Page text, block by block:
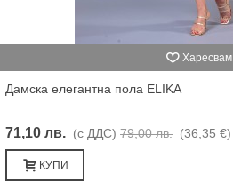
Харесвам
Дамска елегантна пола ELIKA
71,10 лв. (с ДДС) 79,00 лв. (36,35 €)
КУПИ